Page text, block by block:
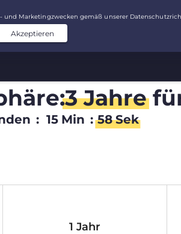
3 Jahre
: 15 Min : 57 Sek
1 Jahr